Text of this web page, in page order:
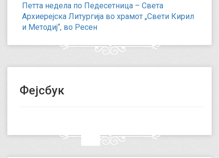
Петта недела по Педесетница – Света
Архиерејска Литургија во храмот „Свети Кирил
и Методиј“, во Ресен
Фејсбук